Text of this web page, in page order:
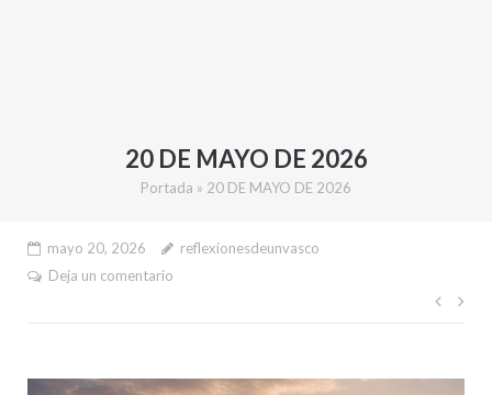
20 DE MAYO DE 2026
Portada » 20 DE MAYO DE 2026
mayo 20, 2026
reflexionesdeunvasco
Deja un comentario